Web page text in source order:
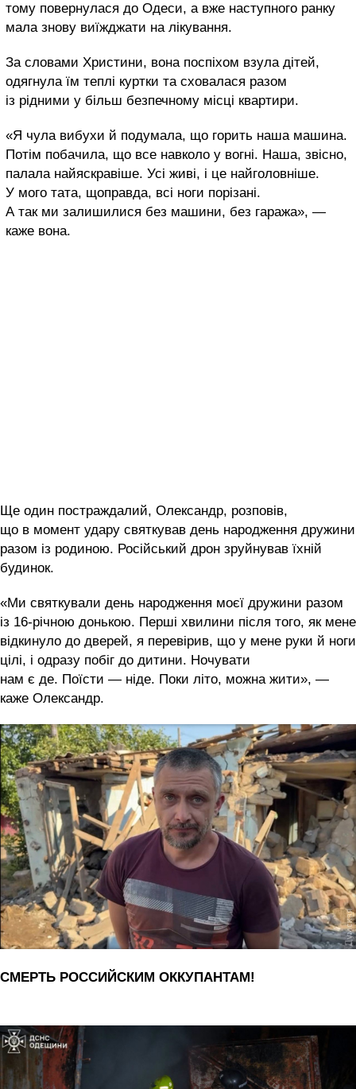
тому повернулася до Одеси, а вже наступного ранку
мала знову виїжджати на лікування.
За словами Христини, вона поспіхом взула дітей,
одягнула їм теплі куртки та сховалася разом
із рідними у більш безпечному місці квартири.
«Я чула вибухи й подумала, що горить наша машина.
Потім побачила, що все навколо у вогні. Наша, звісно,
палала найяскравіше. Усі живі, і це найголовніше.
У мого тата, щоправда, всі ноги порізані.
А так ми залишилися без машини, без гаража», —
каже вона.
Ще один постраждалий, Олександр, розповів,
що в момент удару святкував день народження дружини
разом із родиною. Російський дрон зруйнував їхній
будинок.
«Ми святкували день народження моєї дружини разом
із 16-річною донькою. Перші хвилини після того, як мене
відкинуло до дверей, я перевірив, що у мене руки й ноги
цілі, і одразу побіг до дитини. Ночувати
нам є де. Поїсти — ніде. Поки літо, можна жити», —
каже Олександр.
СМЕРТЬ РОССИЙСКИМ ОККУПАНТАМ!